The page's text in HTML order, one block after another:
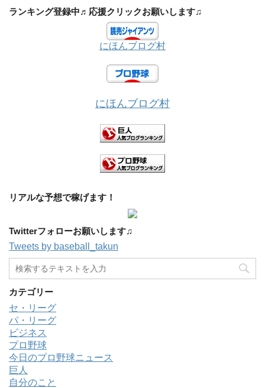
ランキング登録中♬応援クリックお願いします♫
にほんブログ村
にほんブログ村
リアルな予想で稼げます！
Twitterフォローお願いします♫
Tweets by baseball_takun
カテゴリー
セ・リーグ
パ・リーグ
ビジネス
プロ野球
今日のプロ野球ニュース
巨人
自分のこと